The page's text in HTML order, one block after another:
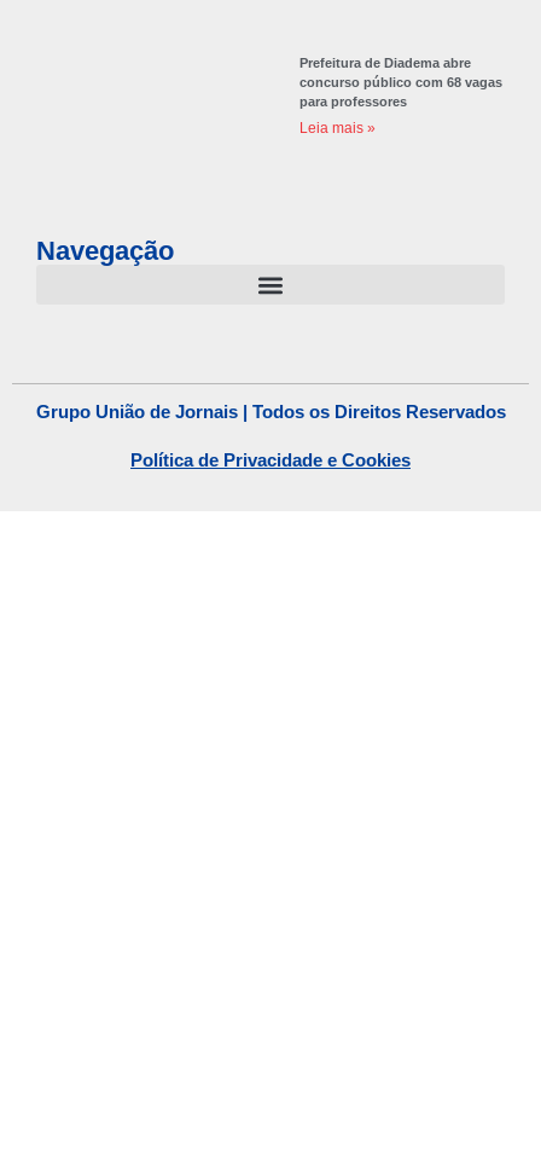
Prefeitura de Diadema abre
concurso público com 68 vagas
para professores
Leia mais »
Navegação
Grupo União de Jornais | Todos os Direitos Reservados
Política de Privacidade e Cookies